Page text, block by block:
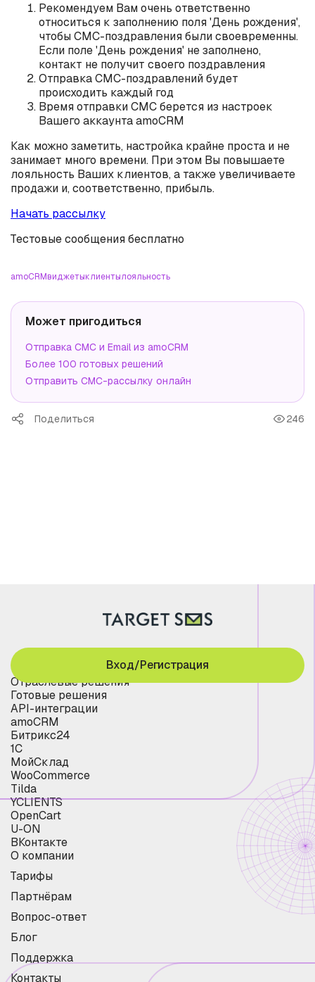
Рекомендуем Вам очень ответственно
относиться к заполнению поля 'День рождения',
чтобы СМС-поздравления были своевременны.
Если поле 'День рождения' не заполнено,
контакт не получит своего поздравления
Отправка СМС-поздравлений будет
происходить каждый год
Время отправки СМС берется из настроек
Вашего аккаунта amoCRM
Как можно заметить, настройка крайне проста и не
занимает много времени. При этом Вы повышаете
лояльность Ваших клиентов, а также увеличиваете
продажи и, соответственно, прибыль.
Начать рассылку
Тестовые сообщения бесплатно
amoCRMвиджетыклиентылояльность
Может пригодиться
Отправка СМС и Email из amoCRM
Более 100 готовых решений
Отправить СМС-рассылку онлайн
Поделиться 246
Отраслевые решения
Готовые решения
API-интеграции
amoCRM
Битрикс24
1С
МойСклад
WooCommerce
Tilda
YCLIENTS
OpenCart
U-ON
ВКонтакте
О компании
Тарифы
Партнёрам
Вопрос-ответ
Блог
Поддержка
Контакты
Вход/Регистрация